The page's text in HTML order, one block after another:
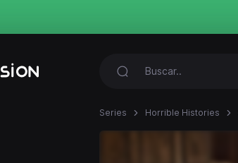
Series Horrible Histories